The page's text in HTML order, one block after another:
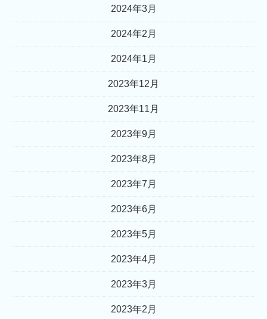
2024年3月
2024年2月
2024年1月
2023年12月
2023年11月
2023年9月
2023年8月
2023年7月
2023年6月
2023年5月
2023年4月
2023年3月
2023年2月